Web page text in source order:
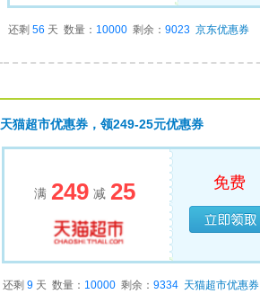
还剩 56 天 数量： 10000 剩余： 9023 京东优惠券
天猫超市优惠券，领249-25元优惠券
满 249 减 25 免费
已经领完
还剩 9 天 数量： 10000 剩余： 9334 天猫超市优惠券